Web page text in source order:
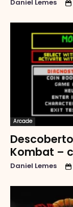
Daniel Lemes
Arcade
Kombat –
Daniel Lemes